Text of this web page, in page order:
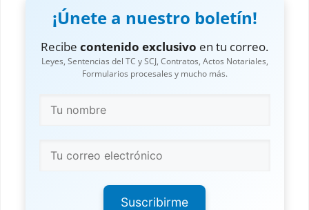
¡Únete a nuestro boletín!
Recibe contenido exclusivo en tu correo.
Leyes, Sentencias del TC y SCJ, Contratos, Actos Notariales,
Formularios procesales y mucho más.
Suscribirme